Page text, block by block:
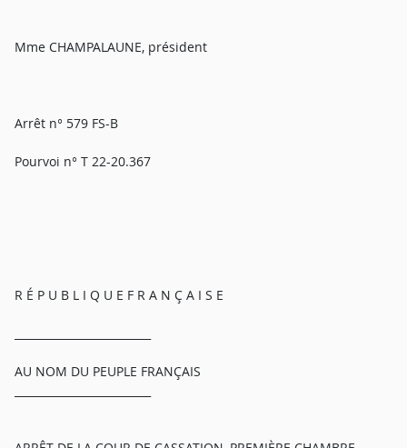
Mme CHAMPALAUNE, président
Arrêt n° 579 FS-B
Pourvoi n° T 22-20.367
R É P U B L I Q U E F R A N Ç A I S E
AU NOM DU PEUPLE FRANÇAIS